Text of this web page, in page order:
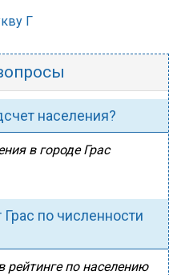
Г
населения?
в городе Грас
Грас по численности
рейтинге по населению